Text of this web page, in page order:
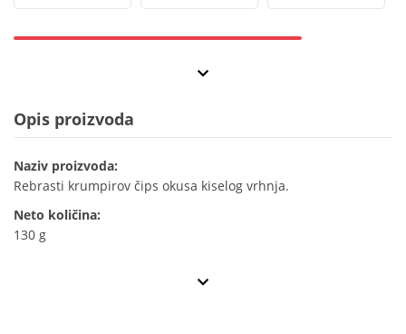
Opis proizvoda
Naziv proizvoda:
Rebrasti krumpirov čips okusa kiselog vrhnja.
Neto količina:
130 g